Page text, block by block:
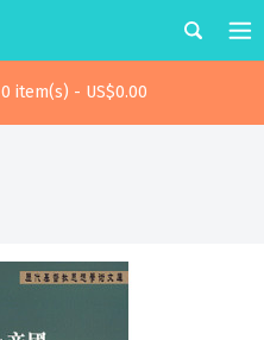
0 item(s) - US$0.00